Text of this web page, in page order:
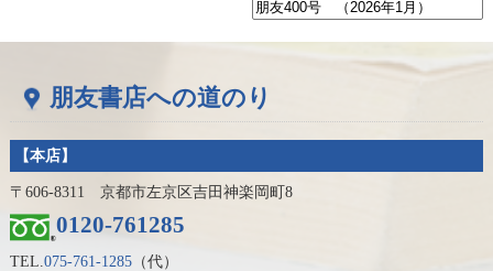
朋友書店への道のり
【本店】
〒606-8311 京都市左京区吉田神楽岡町8
0120-761285
TEL.075-761-1285（代）